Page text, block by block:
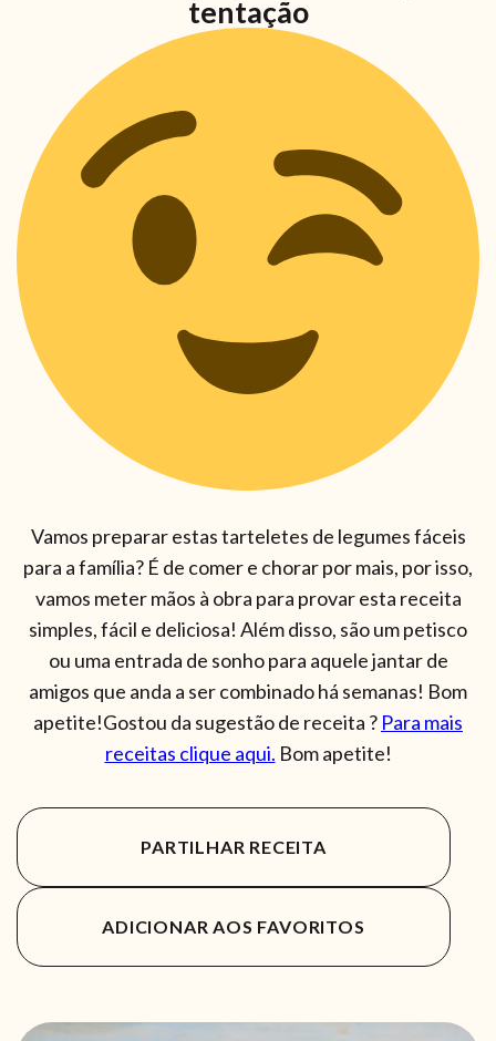
tentação
Vamos preparar estas tarteletes de legumes fáceis
para a família? É de comer e chorar por mais, por isso,
vamos meter mãos à obra para provar esta receita
simples, fácil e deliciosa! Além disso, são um petisco
ou uma entrada de sonho para aquele jantar de
amigos que anda a ser combinado há semanas! Bom
apetite!Gostou da sugestão de receita ? Para mais
receitas clique aqui. Bom apetite!
PARTILHAR RECEITA
ADICIONAR AOS FAVORITOS